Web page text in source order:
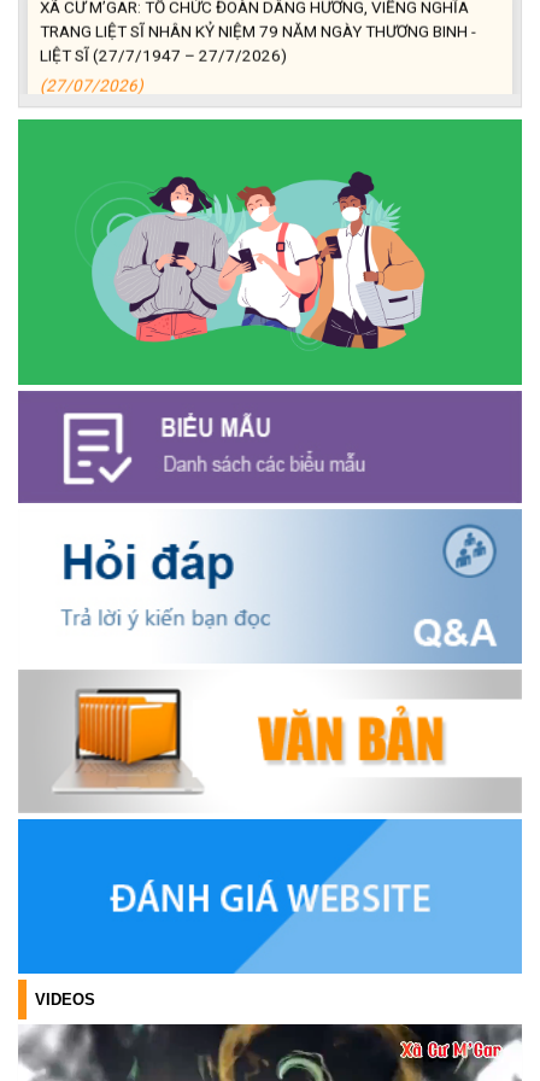
TRANG LIỆT SĨ NHÂN KỶ NIỆM 79 NĂM NGÀY THƯƠNG BINH -
LIỆT SĨ (27/7/1947 – 27/7/2026)
(27/07/2026)
NĂM NGÀY THƯƠNG BINH - LIỆT SĨ
(27/07/2026)
Phát biểu bế mạc Hội nghị Trung ương 3, khóa XIV của Tổng Bí
thư, Chủ tịch nước Tô Lâm
(26/07/2026)
QUỐC
(24/07/2026)
BÁ SẢN PHẨM OCOP TẠI TUẦN LỄ NÔNG SẢN VÀ SẢN PHẨM
OCOP TỈNH KHÁNH HÒA NĂM 2026
Đoàn viên thanh niên và các tầng lớp Nhân dân xã Cư M'gar tích
2026.
(17/07/2026)
HƯỞNG ỨNG CUỘC THI TRỰC TUYẾN CỦA HỘI NÔNG DÂN XÃ
CƯ M’GAR – LAN TỎA TRI THỨC, VỮNG BƯỚC CÙNG NÔNG
TRIỂN KHAI, GIAO NHIỆM VỤ TÌM KIẾM, QUY TẬP VÀ XÁC ĐỊNH
HỘI LIÊN HIỆP PHỤ NỮ XÃ THĂM, TẶNG QUÀ CÁC GIA ĐÌNH
CHÍNH SÁCH NHÂN NGÀY THƯƠNG BINH - LIỆT SĨ 27/7
VIDEOS